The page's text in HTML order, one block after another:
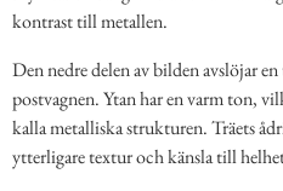
kontrast till metallen.
Den nedre delen av bilden avslöjar
postvagnen. Ytan har en varm ton,
kalla metalliska strukturen. Träets
ytterligare textur och känsla till